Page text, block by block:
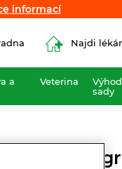
informací
informací
Najdi
a
Veterina
sady
a